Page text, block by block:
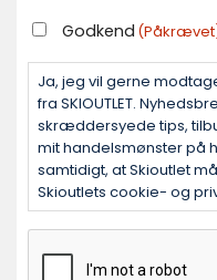
GODKEND
(PÅKRÆVET)
Godkend
Ja, jeg vil gerne
fra SKIOUTLET.
skræddersyede tips,
mit handelsmønster på
samtidigt, at Skioutlet
Skioutlets cookie- og